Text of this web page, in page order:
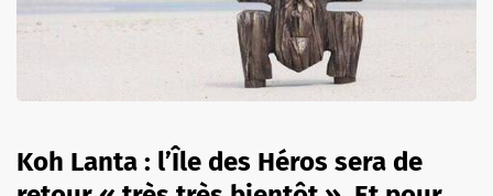
Koh Lanta : l’Île des Héros sera de